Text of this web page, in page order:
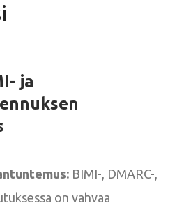
ja
BIMI-, DMARC-,
on vahvaa